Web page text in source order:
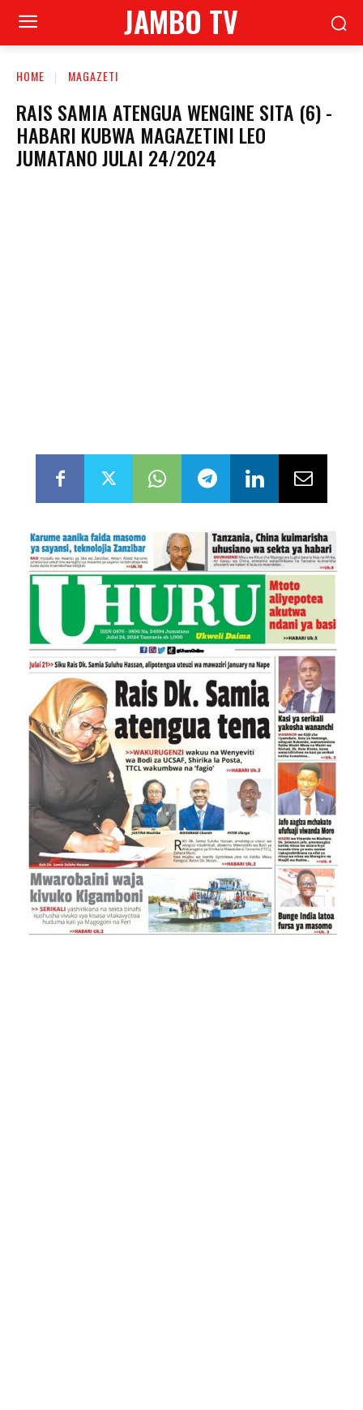
JAMBO TV
HOME MAGAZETI
RAIS SAMIA ATENGUA WENGINE SITA (6) -
HABARI KUBWA MAGAZETINI LEO
JUMATANO JULAI 24/2024